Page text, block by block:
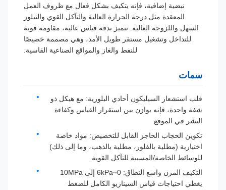
نبضية إضافية، فإنه يتكيف بشكل فعال مع ظروف العمل
المعقدة مثل درجة الحرارة العالية والتآكل القوي والتبلور
السهل واللزوجة العالية. تتميز بدقة قياس عالية، مقاومة قوية
للتداخل وتشغيل مستقر طويل الأمد، وهي مصممة خصيصًا
للنفط والغاز والمواقع الصناعية القاسية.
سمات
قلب استشعار السيليكون أحادي البلورية: مع هيكل ذو
شفة واحدة، فإنه يوازن بين استقرار القياس وكفاءة
النشر في الموقع
تكوين الحجاب الحاجز القابل للتخصيص: مواد خاصة
اختيارية (مطلية بالفلور، مطلية بالذهب، وما إلى ذلك)
للوسائط الخاصة/المسببة للتآكل القوية
التكيف المرن واسع النطاق: 0~6kPa إلى 10MPa
يغطي احتياجات قياس السيناريو الكامل للضغط